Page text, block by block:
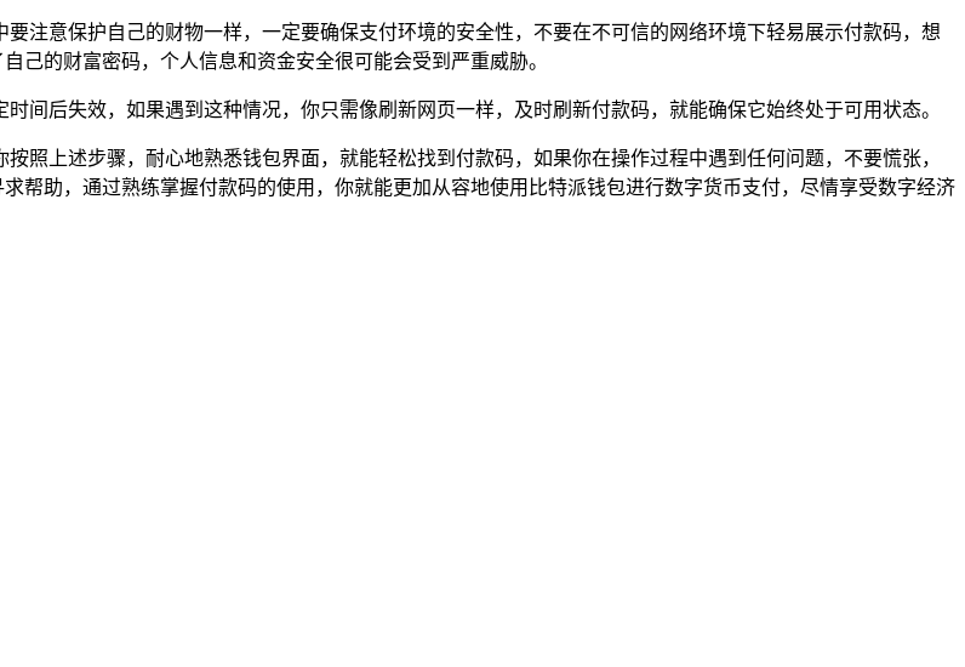
注意保护自己的财物一样，一定要确保支付环境的安全性，不要在不可信的网络环境下轻易展示付款码，想
己的财富密码，个人信息和资金安全很可能会受到严重威胁。
间后失效，如果遇到这种情况，你只需像刷新网页一样，及时刷新付款码，就能确保它始终处于可用状态。
照上述步骤，耐心地熟悉钱包界面，就能轻松找到付款码，如果你在操作过程中遇到任何问题，不要慌张，
帮助，通过熟练掌握付款码的使用，你就能更加从容地使用比特派钱包进行数字货币支付，尽情享受数字经济